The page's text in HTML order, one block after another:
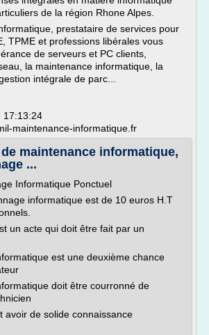
de la région Rhone Alpes.
prestataire de services pour
TPME et professions libérales vous
de serveurs et PC clients,
la maintenance informatique, la
intégrale de parc...
17:13:24
maintenance-informatique.fr
maintenance informatique,
...
Informatique Ponctuel
informatique est de 10 euros H.T
un acte qui doit être fait par un
est une deuxième chance
doit être courronné de
avoir de solide connaissance